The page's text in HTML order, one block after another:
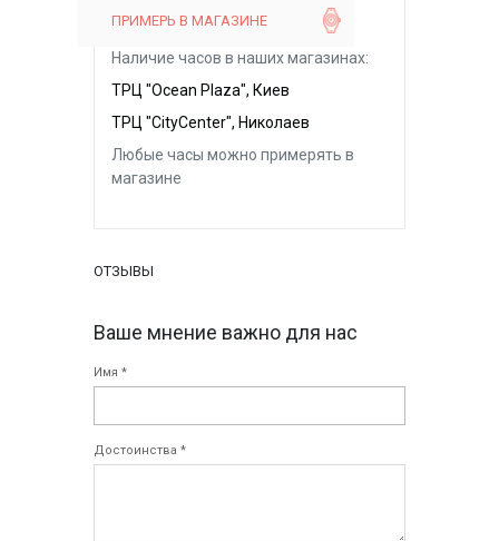
ПРИМЕРЬ В МАГАЗИНЕ
Наличие часов в наших магазинах:
ТРЦ "Ocean Plaza", Киев
ТРЦ "CityCenter", Николаев
Любые часы можно примерять в
магазине
ОТЗЫВЫ
Ваше мнение важно для нас
Имя *
Достоинства *